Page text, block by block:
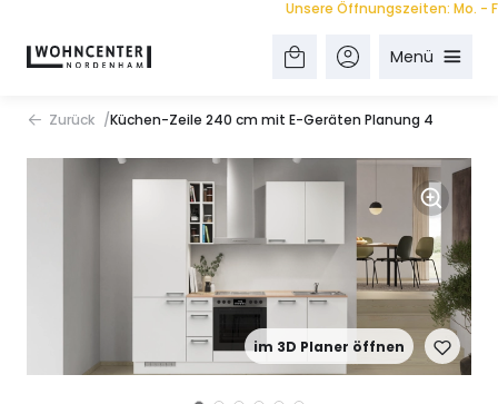
Unsere Öffnungszeiten: Mo. - Fr.
Menü
Zurück Küchen-Zeile 240 cm mit E-Geräten Planung 4
im 3D Planer öffnen